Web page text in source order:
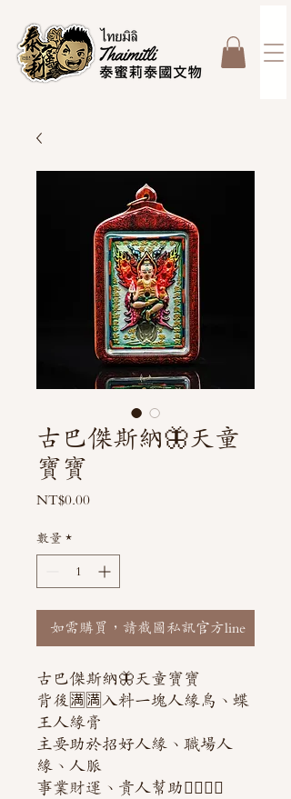
古巴傑斯納🦋天童
寶寶
NT$0.00價
數量 *
如需購買，請截圖私訊官方line
古巴傑斯納🦋天童寶寶
背後🈵️🈵️入料一塊人緣鳥、蝶
王人緣膏
主要助於招好人緣、職場人
緣、人脈
事業財運、貴人幫助👍🏻👍🏻